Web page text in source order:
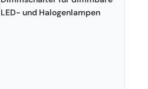
LED- und Halogenlampen